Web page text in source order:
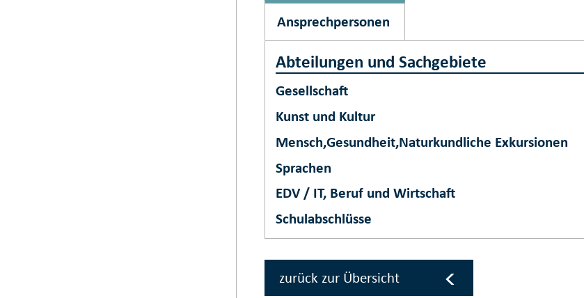
Ansprechpersonen
Abteilungen und Sachgebiete
Gesellschaft
Kunst und Kultur
Mensch,Gesundheit,Naturkundliche Exkursionen
Sprachen
EDV / IT, Beruf und Wirtschaft
Schulabschlüsse
zurück zur Übersicht